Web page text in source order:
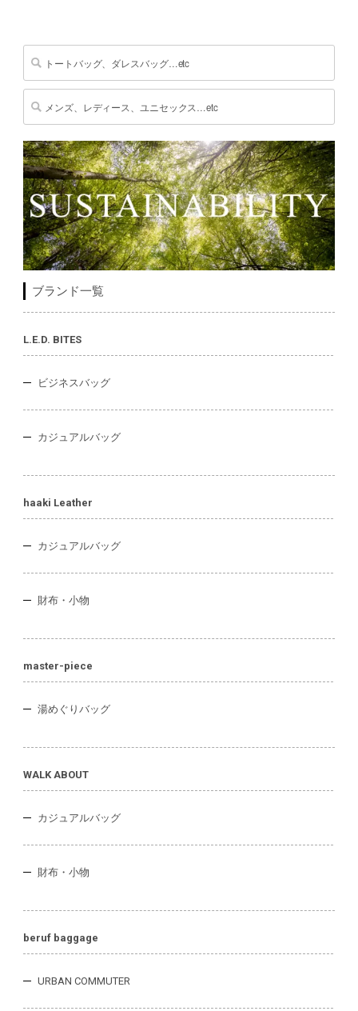
ブランド一覧
L.E.D. BITES
ビジネスバッグ
カジュアルバッグ
haaki Leather
カジュアルバッグ
財布・小物
master-piece
湯めぐりバッグ
WALK ABOUT
カジュアルバッグ
財布・小物
beruf baggage
URBAN COMMUTER